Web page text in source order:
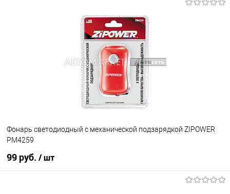
Под заказ
Фонарь cветодиодный с механической подзарядкой ZIPOWER
PM4259
99 руб. / шт